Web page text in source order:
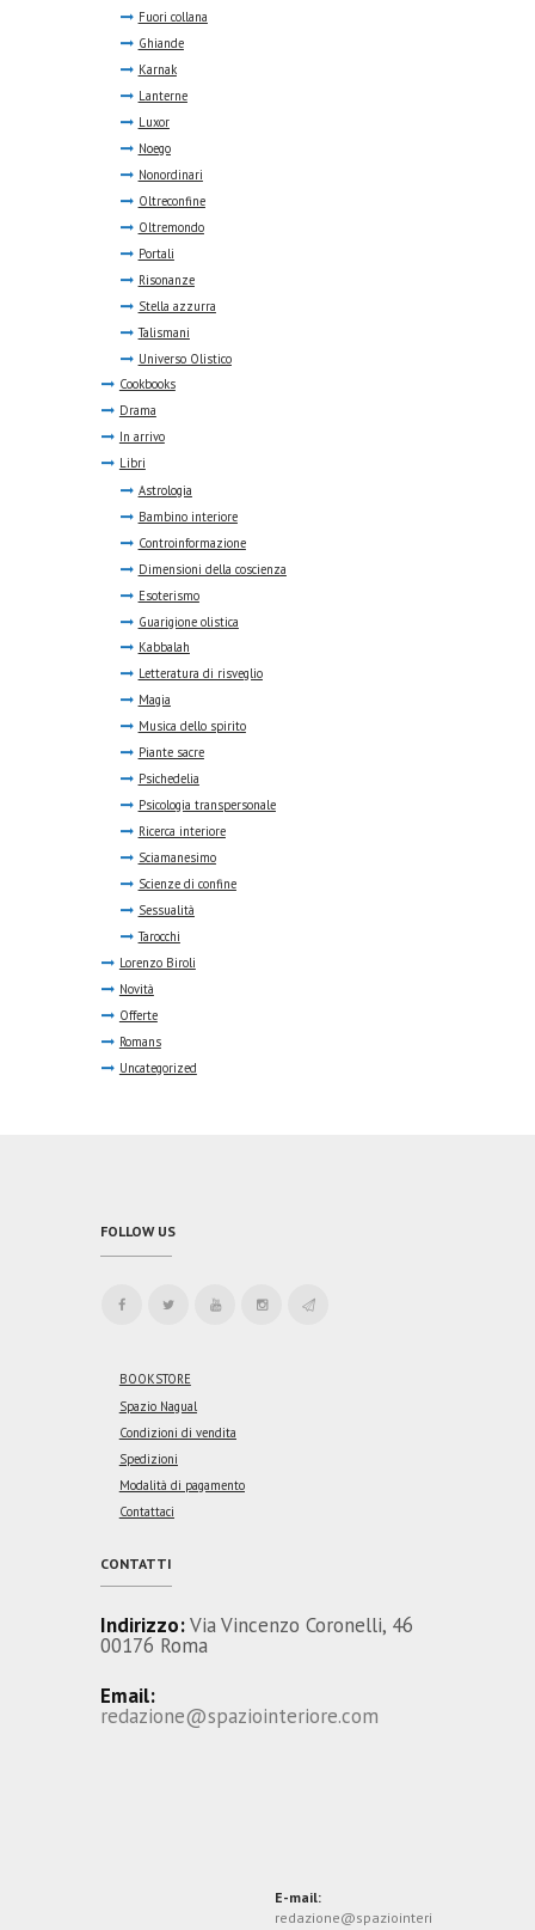
Fuori collana
Ghiande
Karnak
Lanterne
Luxor
Noego
Nonordinari
Oltreconfine
Oltremondo
Portali
Risonanze
Stella azzurra
Talismani
Universo Olistico
Cookbooks
Drama
In arrivo
Libri
Astrologia
Bambino interiore
Controinformazione
Dimensioni della coscienza
Esoterismo
Guarigione olistica
Kabbalah
Letteratura di risveglio
Magia
Musica dello spirito
Piante sacre
Psichedelia
Psicologia transpersonale
Ricerca interiore
Sciamanesimo
Scienze di confine
Sessualità
Tarocchi
Lorenzo Biroli
Novità
Offerte
Romans
Uncategorized
FOLLOW US
BOOKSTORE
Spazio Nagual
Condizioni di vendita
Spedizioni
Modalità di pagamento
Contattaci
CONTATTI
Indirizzo:Via Vincenzo Coronelli, 46
00176 Roma
Email:
redazione@spaziointeriore.com
E-mail:
redazione@spaziointeri